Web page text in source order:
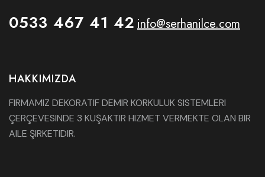
0533 467 41 42 info@serhanilce.com
HAKKIMIZDA
FIRMAMIZ DEKORATIF DEMIR KORKULUK SISTEMLERI
ÇERÇEVESINDE 3 KUŞAKTIR HIZMET VERMEKTE OLAN BIR
AILE ŞIRKETIDIR.